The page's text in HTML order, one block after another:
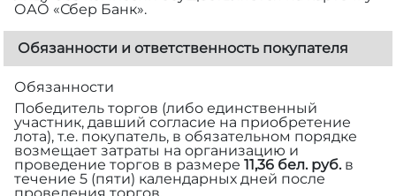
ОАО «Сбер Банк».
Обязанности и ответственность покупателя
Обязанности
Победитель торгов (либо единственный
участник, давший согласие на приобретение
лота), т.е. покупатель, в обязательном порядке
возмещает затраты на организацию и
проведение торгов в размере 11,36 бел. руб.в
течение 5 (пяти) календарных дней после
проведения торгов.